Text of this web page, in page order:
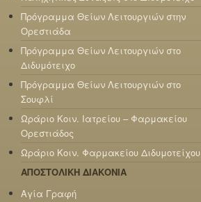
Πρόγραμμα Θείων Λειτουργιών στην
Ορεστιάδα
Πρόγραμμα Θείων Λειτουργιών στο
Διδυμότειχο
Πρόγραμμα Θείων Λειτουργιών στο
Σουφλί
Ωράριο Κοιν. Ιατρείου – Φαρμακείου
Ορεστιάδος
Ωράριο Κοιν. Φαρμακείου Διδυμοτείχου
ΑΠΟΣΤΟΛΙΚΗ ΔΙΑΚΟΝΙΑ
Αγία Γραφή